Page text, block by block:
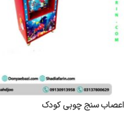
اعصاب سنج چوبی کودک